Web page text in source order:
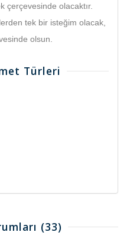
çerçevesinde olacaktır.
tek bir isteğim olacak,
olsun.
Türleri
(33)